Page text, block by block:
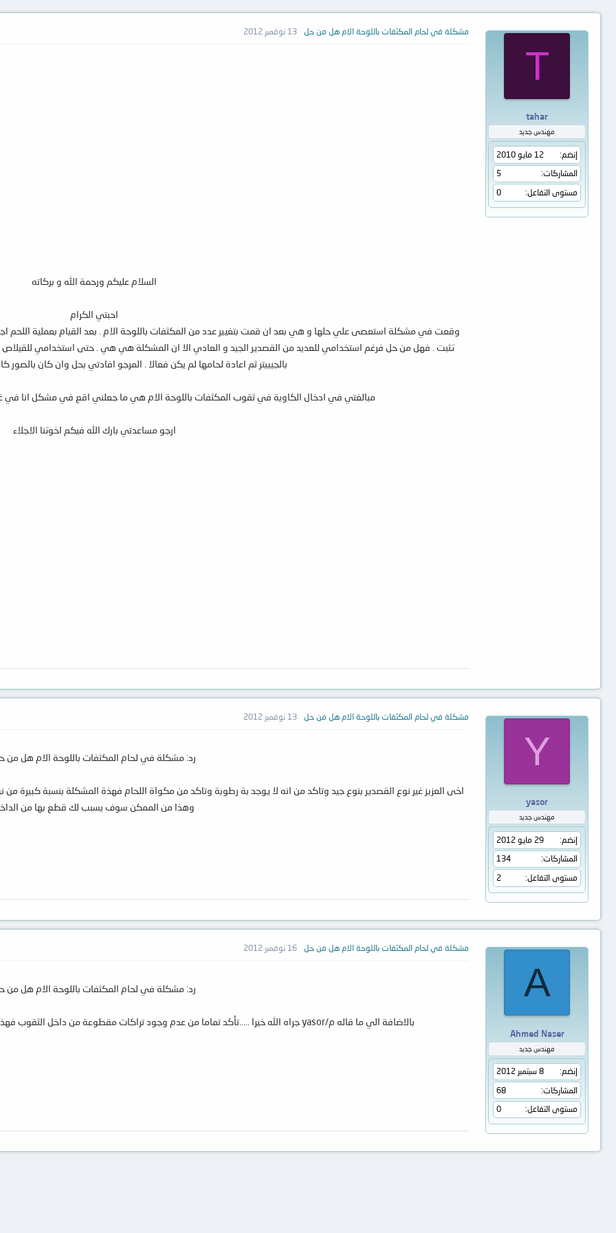
T
tahar
مهندس جديد
إنضم
12 مايو 2010
المشاركات
5
مستوى التفاعل
0
مشكلة في لحام المكثفات باللوحة الام هل من حل 13 نوفمبر 2012
السلام عليكم ورحمة الله و بركاته
احبتي الكرام
وقعت في مشكلة استعصى علي حلها و هي بعد ان قمت بتغيير عدد من المكثفات باللوحة الام . بعد القيام بعملية اللحم اجد
تثبت . فهل من حل فرغم استخدامي للعديد من القصدير الجيد و العادي الا ان المشكلة هي هي . حتى استخدامي للقيلاص
بالجيبيتر ثم اعادة لحامها لم يكن فعالا . المرجو افادتي بحل وان كان
مبالغتي في ادخال الكاوية في ثقوب المكثفات باللوحة الام هي ما جعلني اقع في مشكل انا في
ارجو مساعدتي بارك الله فيكم اخوتنا الاجلاء
Y
yasor
مهندس جديد
إنضم
29 مايو 2012
المشاركات
134
مستوى التفاعل
2
مشكلة في لحام المكثفات باللوحة الام هل من حل 13 نوفمبر 2012
رد: مشكلة في لحام المكثفات باللوحة الام هل من
اخى العزيز غير نوع القصدير بنوع جيد وتاكد من انه لا يوجد بة رطوبة وتاكد من مكواة اللحام فهذة المشكلة بنسبة كبيرة
وهذا من الممكن سوف يسبب لك قطع بها من
A
Ahmed Naser
مهندس جديد
إنضم
8 سبتمبر 2012
المشاركات
68
مستوى التفاعل
0
مشكلة في لحام المكثفات باللوحة الام هل من حل 16 نوفمبر 2012
رد: مشكلة في لحام المكثفات باللوحة الام هل من
بالاضافة الي ما قاله م/yasor جراه الله خيرا .....تأكد تماما من عدم وجود تراكات مقطوعة من داخل الثقوب فهذا مهم جدا واستخدم بعض الفلاكس مع كاويه وقصدير جيدين